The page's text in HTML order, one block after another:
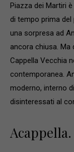
Piazza dei Martiri
di tempo prima
una sorpresa ad
ancora chiusa. Ma
Cappella Vecchia
contemporanea.
moderno, interno
disinteressati al